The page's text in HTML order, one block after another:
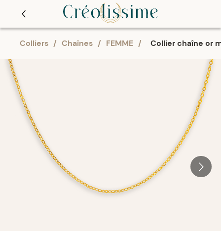
Colliers / Chaînes / FEMME / Collier chaîne or